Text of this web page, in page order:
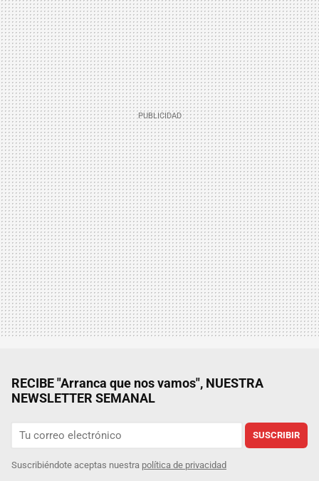
RECIBE "Arranca que nos vamos", NUESTRA
NEWSLETTER SEMANAL
SUSCRIBIR
Suscribiéndote aceptas nuestra política de privacidad